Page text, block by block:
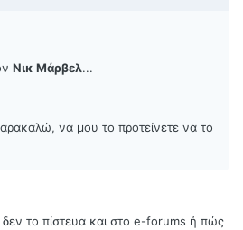
Νικ Μάρβελ...
να μου το προτείνετε να το
το πίστευα και στο e-forums ή πώς